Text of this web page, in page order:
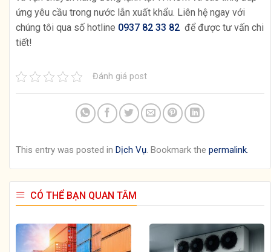
ứng yêu cầu trong nước lẫn xuất khẩu. Liên hệ ngay với
chúng tôi qua số hotline 0937 82 33 82 để được tư vấn chi
tiết!
Đánh giá post
This entry was posted in Dịch Vụ. Bookmark the permalink.
CÓ THỂ BẠN QUAN TÂM